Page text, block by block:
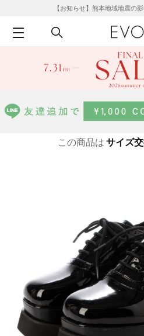
【お知らせ】熊本地域地震の
この商品は サイズ